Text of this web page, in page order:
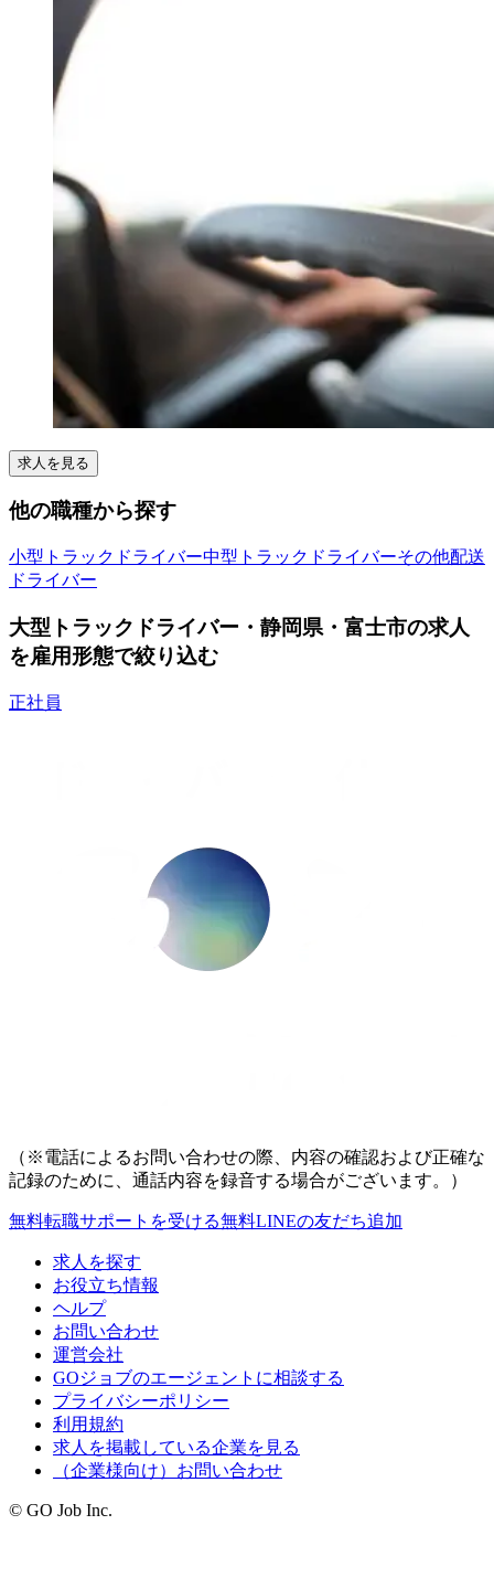
求人を見る
他の職種から探す
小型トラックドライバー中型トラックドライバーその他配送
ドライバー
大型トラックドライバー・静岡県・富士市の求人
を雇用形態で絞り込む
正社員
（※電話によるお問い合わせの際、内容の確認および正確な
記録のために、通話内容を録音する場合がございます。）
無料転職サポートを受ける無料LINEの友だち追加
求人を探す
お役立ち情報
ヘルプ
お問い合わせ
運営会社
GOジョブのエージェントに相談する
プライバシーポリシー
利用規約
求人を掲載している企業を見る
（企業様向け）お問い合わせ
© GO Job Inc.